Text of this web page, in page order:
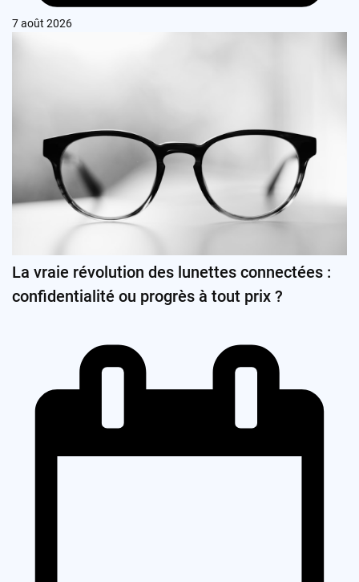
7 août 2026
La vraie révolution des lunettes connectées :
confidentialité ou progrès à tout prix ?